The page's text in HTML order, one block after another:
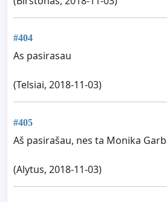
#404
As pasirasau
(Telsiai, 2018-11-03)
#405
Aš pasirašau, nes ta Monika
(Alytus, 2018-11-03)